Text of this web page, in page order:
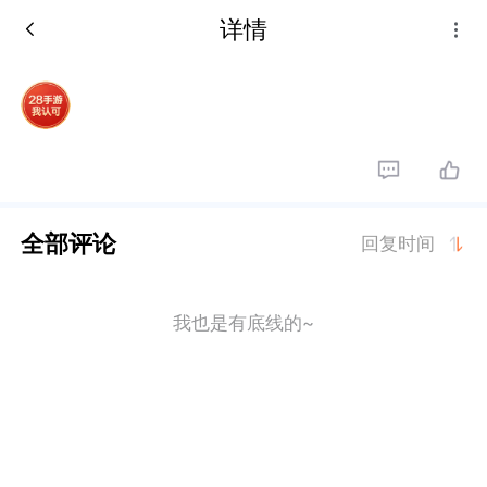
详情
全部评论 回复时间
我也是有底线的~